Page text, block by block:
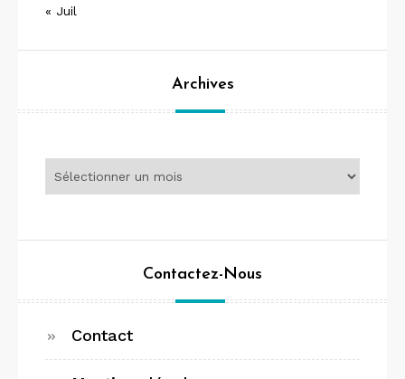
« Juil
Archives
Contactez-Nous
Contact